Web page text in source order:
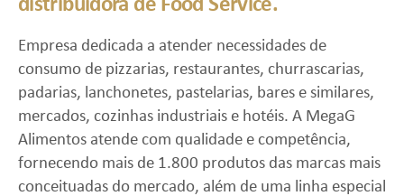
Empresa dedicada a atender necessidades de
consumo de pizzarias, restaurantes, churrascarias,
padarias, lanchonetes, pastelarias, bares e similares,
mercados, cozinhas industriais e hotéis. A MegaG
Alimentos atende com qualidade e competência,
fornecendo mais de 1.800 produtos das marcas mais
conceituadas do mercado, além de uma linha especial